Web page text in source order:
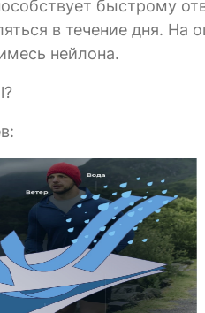
быстрому
в течение дня. На
нейлона.